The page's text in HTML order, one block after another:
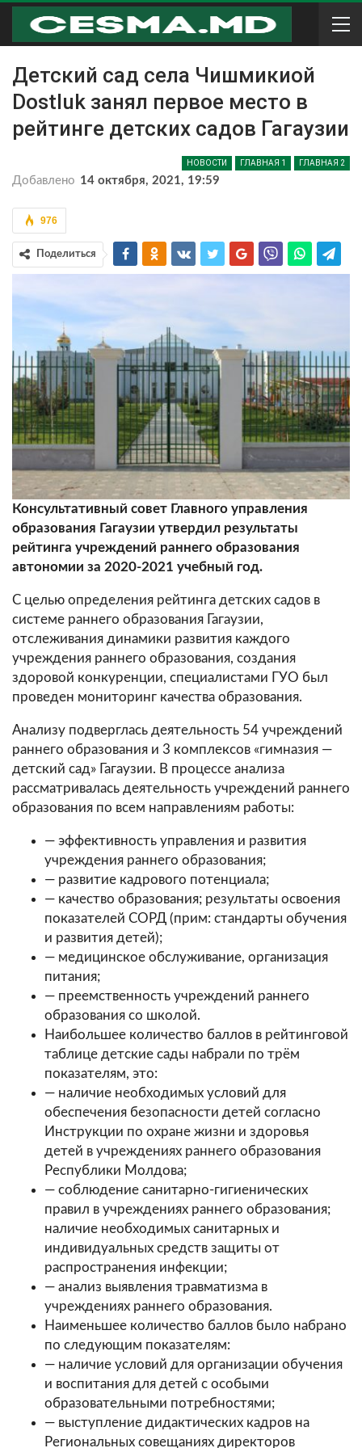
Детский сад села Чишмикиой
Dostluk занял первое место в
рейтинге детских садов Гагаузии
НОВОСТИ ГЛАВНАЯ 1 ГЛАВНАЯ 2
Добавлено 14 октября, 2021, 19:59
976
Поделиться
Консультативный совет Главного управления
образования Гагаузии утвердил результаты
рейтинга учреждений раннего образования
автономии за 2020-2021 учебный год.
С целью определения рейтинга детских садов в
системе раннего образования Гагаузии,
отслеживания динамики развития каждого
учреждения раннего образования, создания
здоровой конкуренции, специалистами ГУО был
проведен мониторинг качества образования.
Анализу подверглась деятельность 54 учреждений
раннего образования и 3 комплексов «гимназия —
детский сад» Гагаузии. В процессе анализа
рассматривалась деятельность учреждений раннего
образования по всем направлениям работы:
— эффективность управления и развития
учреждения раннего образования;
— развитие кадрового потенциала;
— качество образования; результаты освоения
показателей СОРД (прим: стандарты обучения
и развития детей);
— медицинское обслуживание, организация
питания;
— преемственность учреждений раннего
образования со школой.
Наибольшее количество баллов в рейтинговой
таблице детские сады набрали по трём
показателям, это:
— наличие необходимых условий для
обеспечения безопасности детей согласно
Инструкции по охране жизни и здоровья
детей в учреждениях раннего образования
Республики Молдова;
— соблюдение санитарно-гигиенических
правил в учреждениях раннего образования;
наличие необходимых санитарных и
индивидуальных средств защиты от
распространения инфекции;
— анализ выявления травматизма в
учреждениях раннего образования.
Наименьшее количество баллов было набрано
по следующим показателям:
— наличие условий для организации обучения
и воспитания для детей с особыми
образовательными потребностями;
— выступление дидактических кадров на
Региональных совещаниях директоров